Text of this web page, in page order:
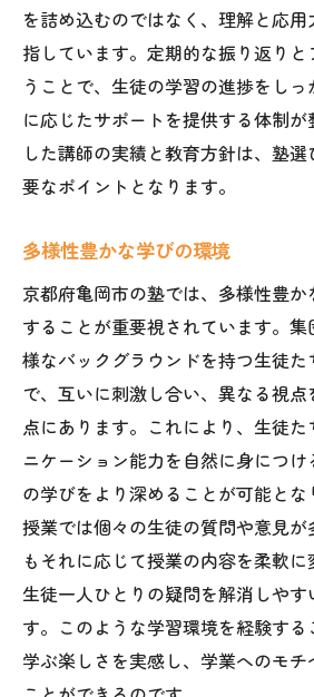
を詰め込むのではなく、理解と応
指しています。定期的な振り返り
うことで、生徒の学習の進捗をし
に応じたサポートを提供する体制が
した講師の実績と教育方針は、塾
要なポイントとなります。
多様性豊かな学びの環境
京都府亀岡市の塾では、多様性豊
することが重要視されています。
様なバックグラウンドを持つ生徒た
で、互いに刺激し合い、異なる視点
点にあります。これにより、生徒
ニケーション能力を自然に身につ
の学びをより深めることが可能と
授業では個々の生徒の質問や意見
もそれに応じて授業の内容を柔軟に
生徒一人ひとりの疑問を解消しやす
す。このような学習環境を経験す
学ぶ楽しさを実感し、学業へのモチ